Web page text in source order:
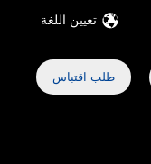
تعيين اللغة
طلب اقتباس